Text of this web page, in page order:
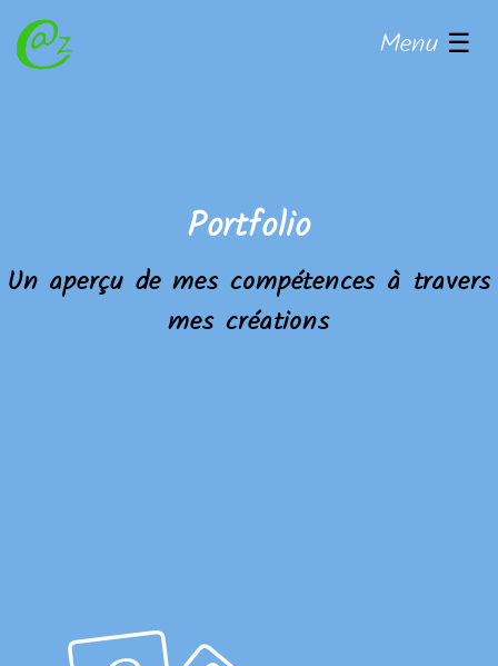
Menu ☰
Portfolio
Un aperçu de mes compétences à travers
mes créations